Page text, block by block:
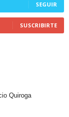
SEGUIR
SUSCRIBIRTE
Quiroga